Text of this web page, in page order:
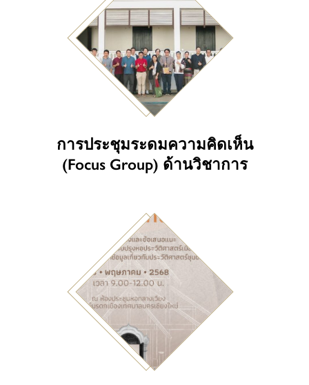
การประชุมระดมความคิดเห็น
(Focus Group) ด้านวิชาการ